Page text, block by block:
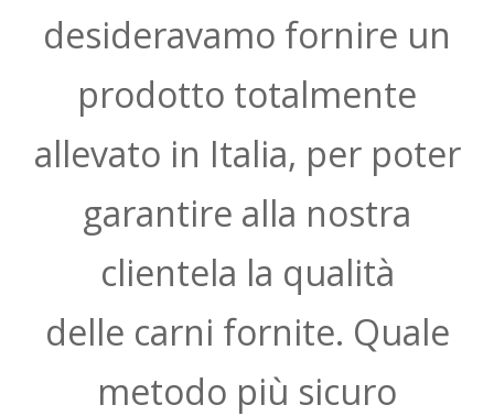
desideravamo fornire un
prodotto totalmente
allevato in Italia, per poter
garantire alla nostra
clientela la qualità
delle carni fornite. Quale
metodo più sicuro